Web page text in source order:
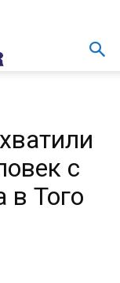
с
в Того